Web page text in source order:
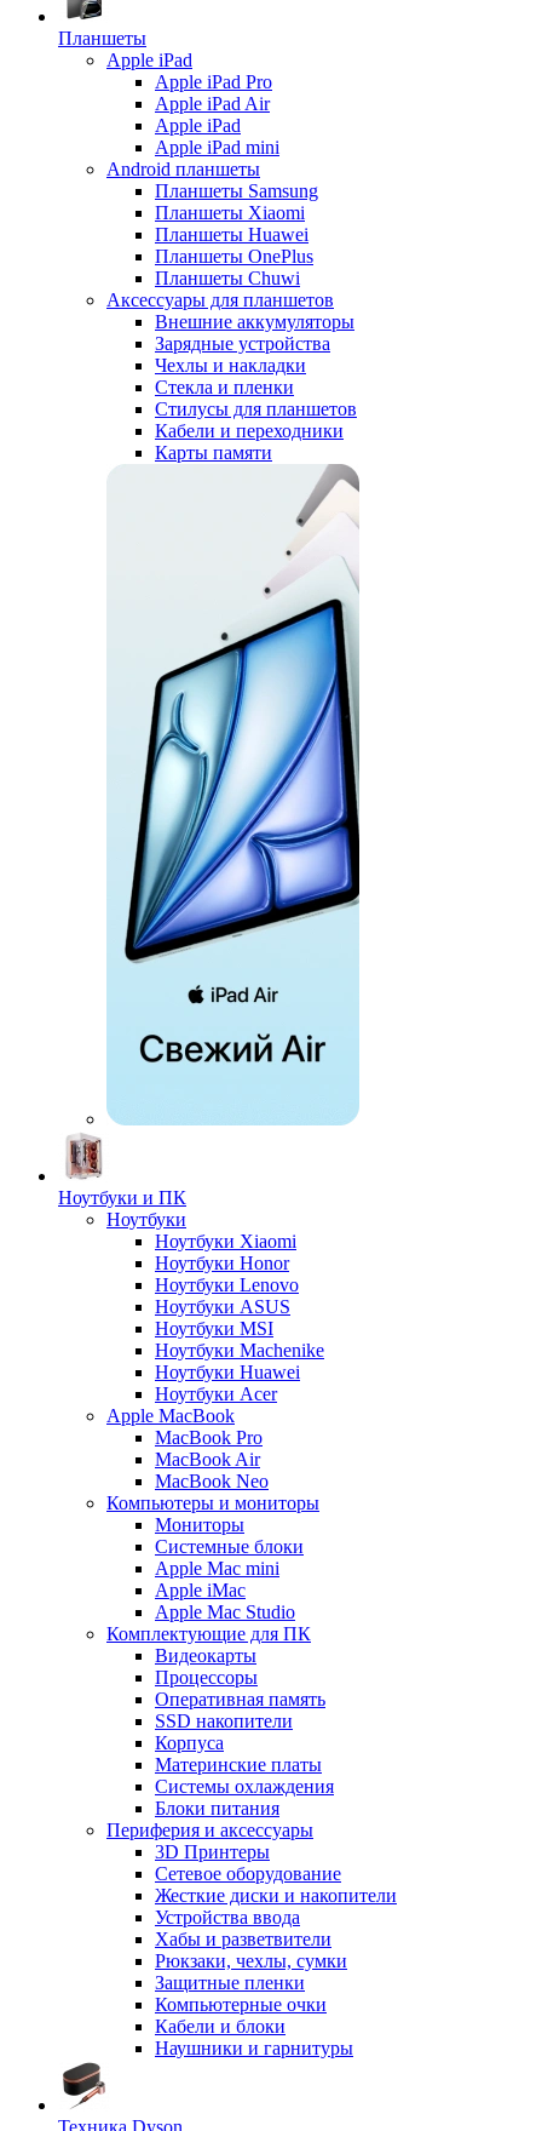
Планшеты
Apple iPad
Apple iPad Pro
Apple iPad Air
Apple iPad
Apple iPad mini
Android планшеты
Планшеты Samsung
Планшеты Xiaomi
Планшеты Huawei
Планшеты OnePlus
Планшеты Chuwi
Аксессуары для планшетов
Внешние аккумуляторы
Зарядные устройства
Чехлы и накладки
Стекла и пленки
Стилусы для планшетов
Кабели и переходники
Карты памяти
Ноутбуки и ПК
Ноутбуки
Ноутбуки Xiaomi
Ноутбуки Honor
Ноутбуки Lenovo
Ноутбуки ASUS
Ноутбуки MSI
Ноутбуки Machenike
Ноутбуки Huawei
Ноутбуки Acer
Apple MacBook
MacBook Pro
MacBook Air
MacBook Neo
Компьютеры и мониторы
Мониторы
Системные блоки
Apple Mac mini
Apple iMac
Apple Mac Studio
Комплектующие для ПК
Видеокарты
Процессоры
Оперативная память
SSD накопители
Корпуса
Материнские платы
Системы охлаждения
Блоки питания
Периферия и аксессуары
3D Принтеры
Сетевое оборудование
Жесткие диски и накопители
Устройства ввода
Хабы и разветвители
Рюкзаки, чехлы, сумки
Защитные пленки
Компьютерные очки
Кабели и блоки
Наушники и гарнитуры
Техника Dyson